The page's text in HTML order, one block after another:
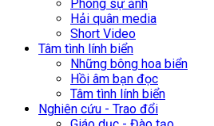
Phóng sự ảnh
Hải quân media
Short Video
Tâm tình lính biển
Những bông hoa biển
Hồi âm bạn đọc
Tâm tình lính biển
Nghiên cứu - Trao đổi